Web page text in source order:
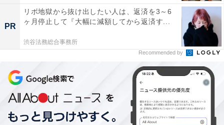
PR
リボ地獄から抜け出したい人は、返済を3～6
ヶ月停止して『大幅に減額してから返済す...
渋谷法務総合事務所
Recommended by